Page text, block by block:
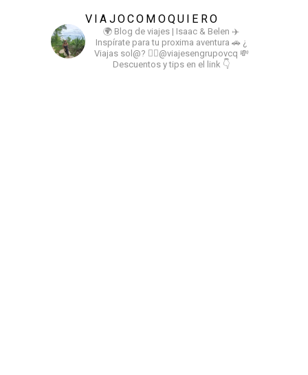
VIAJOCOMOQUIERO
🌍 Blog de viajes | Isaac & Belen ✈️
Inspírate para tu proxima aventura 🚗 ¿
Viajas sol@? 👉🏻@viajesengrupovcq 💸
Descuentos y tips en el link 👇